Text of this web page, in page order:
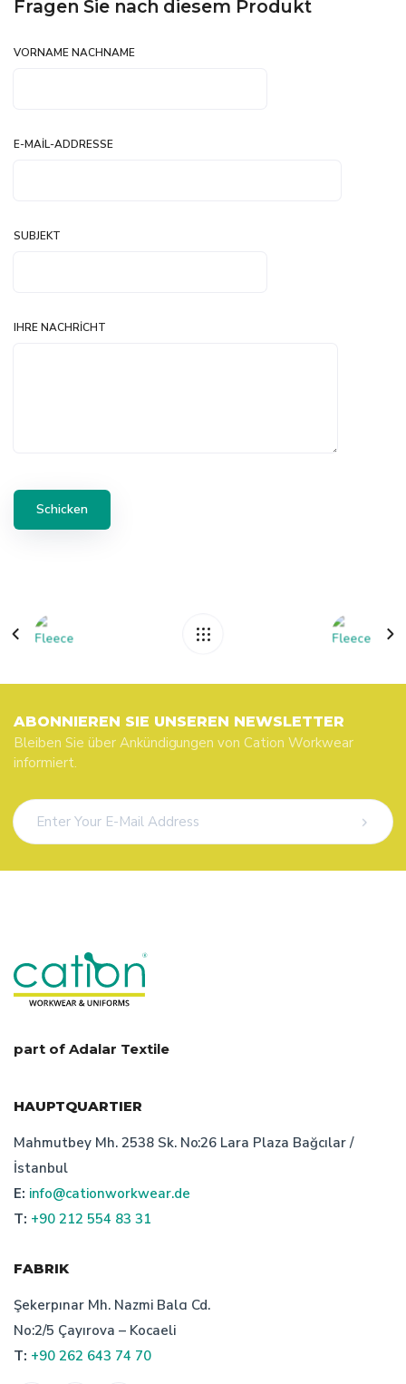
Fragen Sie nach diesem Produkt
VORNAME NACHNAME
E-MAIL-ADDRESSE
SUBJEKT
IHRE NACHRICHT
ABONNIEREN SIE UNSEREN NEWSLETTER
Bleiben Sie über Ankündigungen von Cation Workwear
informiert.
part of Adalar Textile
HAUPTQUARTIER
Mahmutbey Mh. 2538 Sk. No:26 Lara Plaza Bağcılar /
İstanbul
E: info@cationworkwear.de
T: +90 212 554 83 31
FABRIK
Şekerpınar Mh. Nazmi Balcı Cd.
No:2/5 Çayırova – Kocaeli
T: +90 262 643 74 70